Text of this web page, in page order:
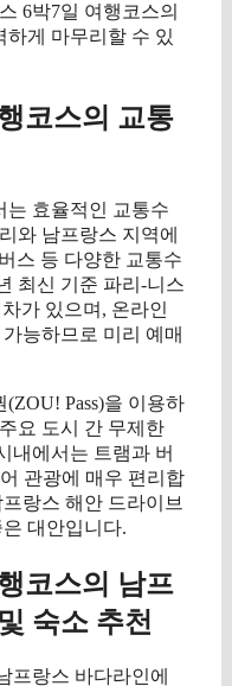
6박7일 여행코스의
게 마무리할 수 있
코스의 교통
는 효율적인 교통수
와 남프랑스 지역에
스 등 다양한 교통수
최신 기준 파리-니스
가 있으며, 온라인
능하므로 미리 예매
Pass)을 이용하
요 도시 간 무제한
내에서는 트램과 버
관광에 매우 편리합
랑스 해안 드라이브
대안입니다.
코스의 남프
숙소 추천
프랑스 바다라인에